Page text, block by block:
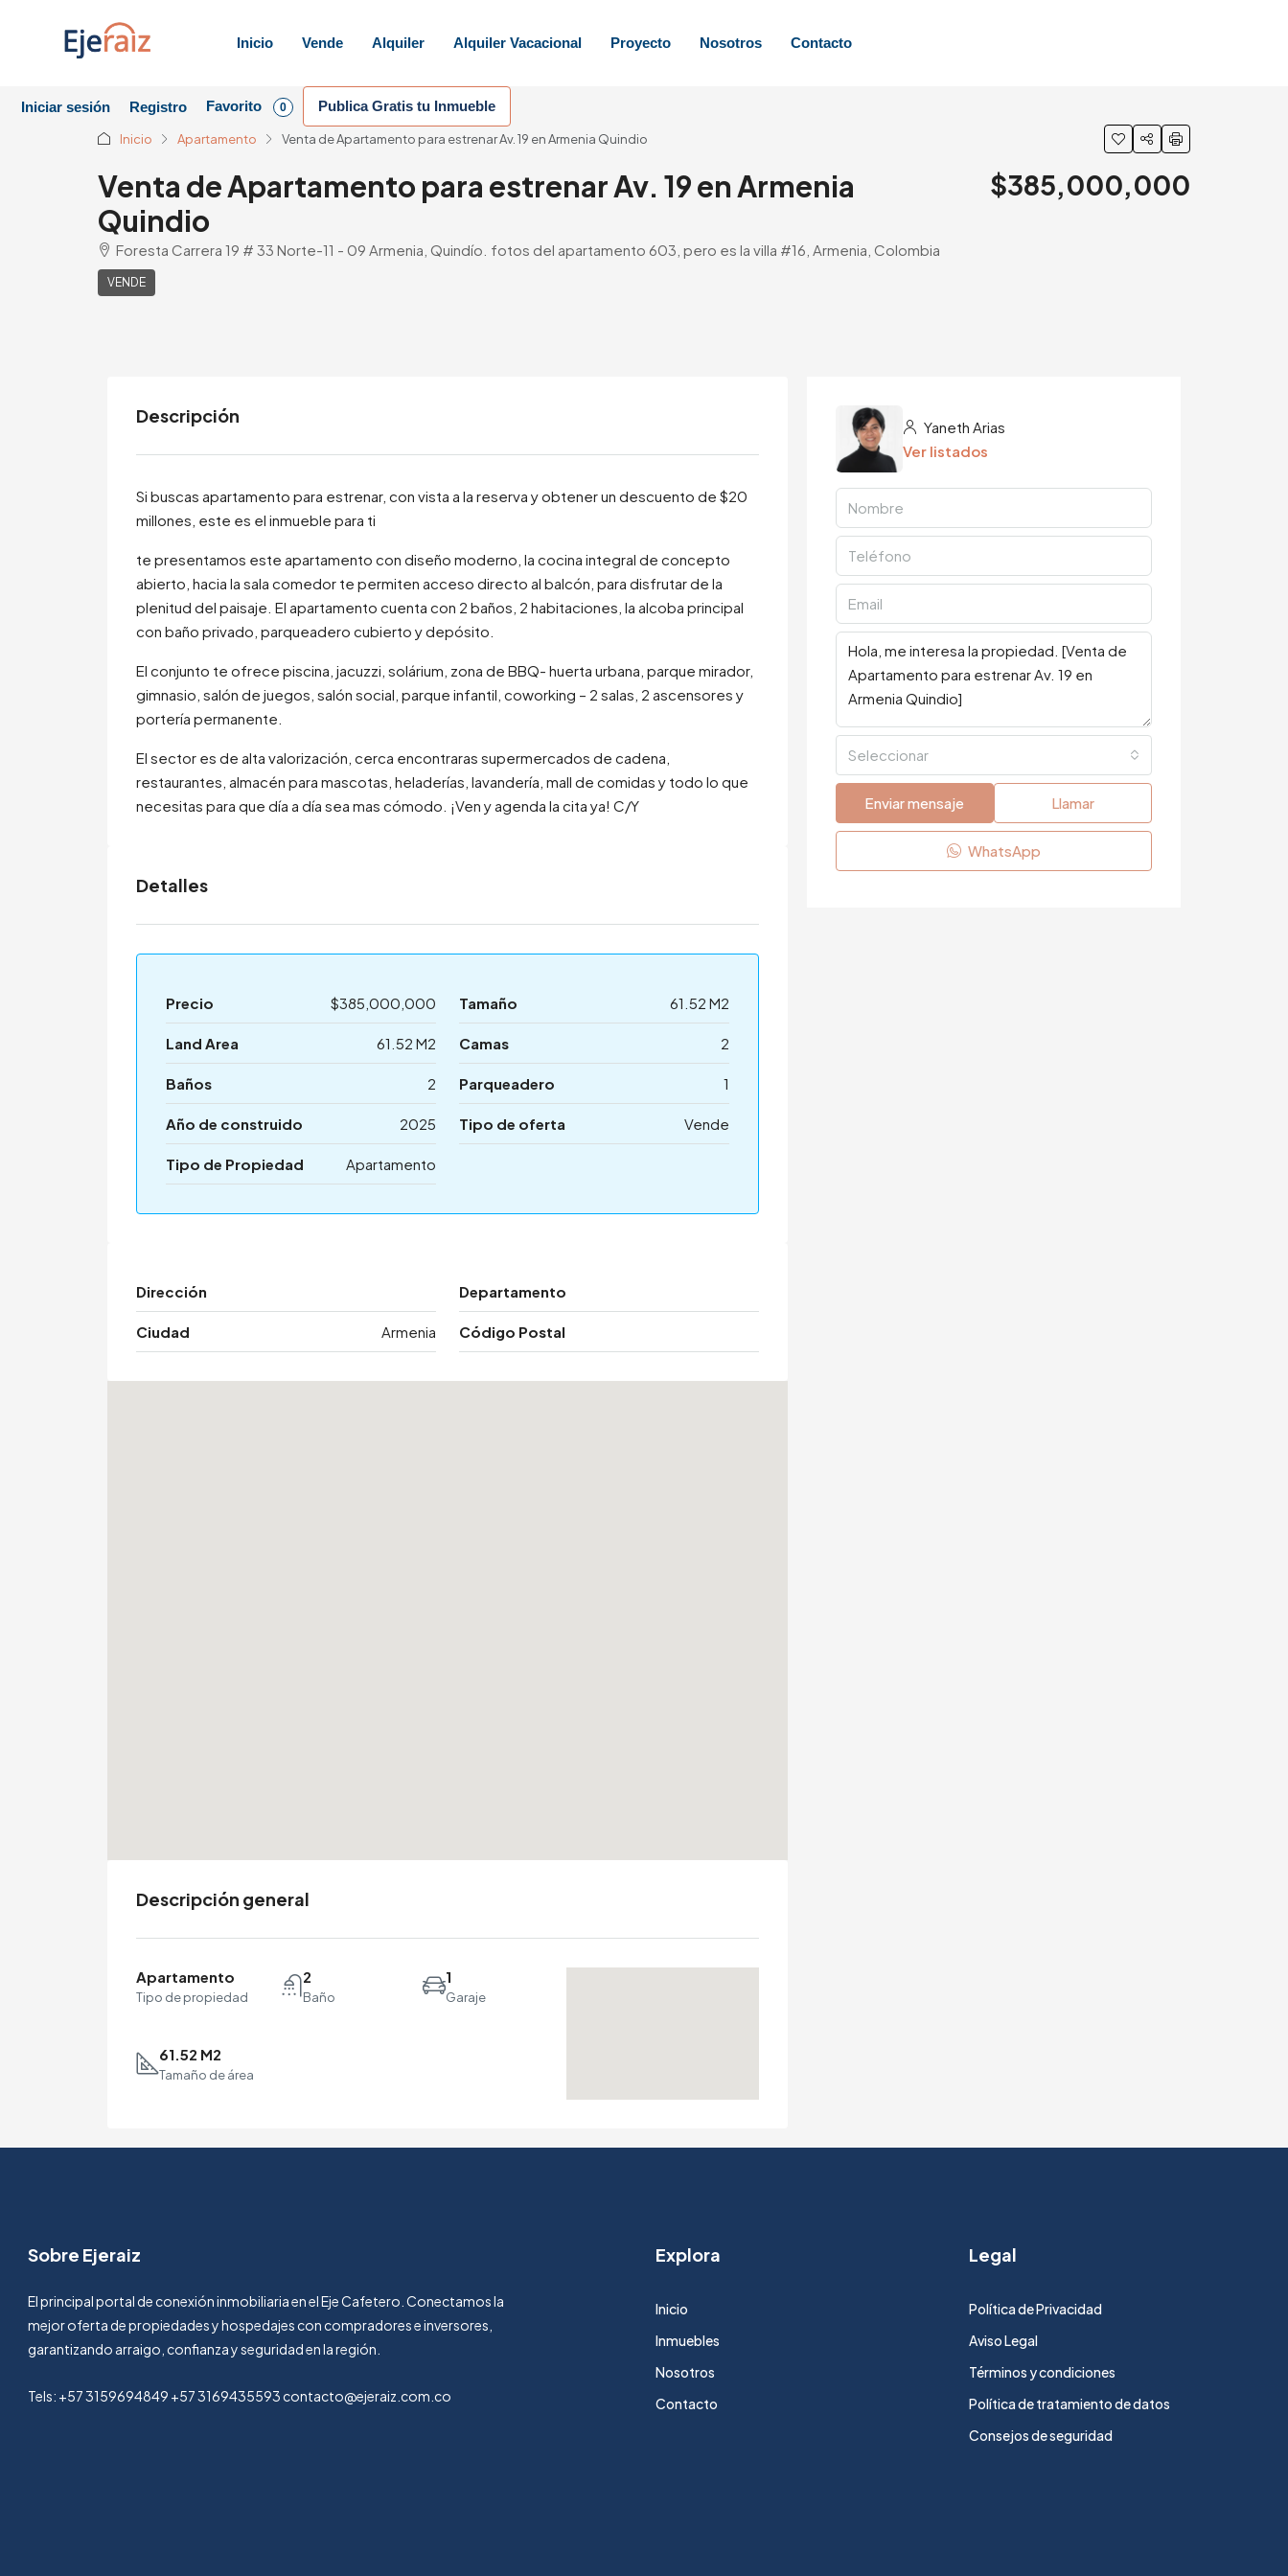
Inicio Vende Alquiler Alquiler Vacacional Proyecto Nosotros Contacto
Iniciar sesión Registro Favorito 0 Publica Gratis tu Inmueble
Inicio Apartamento Venta de Apartamento para estrenar Av. 19 en Armenia Quindio
Venta de Apartamento para estrenar Av. 19 en Armenia
Quindio
Foresta Carrera 19 # 33 Norte-11 - 09 Armenia, Quindío. fotos del apartamento 603, pero es la villa #16, Armenia, Colombia
VENDE
$385,000,000
Descripción
Si buscas apartamento para estrenar, con vista a la reserva y obtener un descuento de $20
millones, este es el inmueble para ti
te presentamos este apartamento con diseño moderno, la cocina integral de concepto
abierto, hacia la sala comedor te permiten acceso directo al balcón, para disfrutar de la
plenitud del paisaje. El apartamento cuenta con 2 baños, 2 habitaciones, la alcoba principal
con baño privado, parqueadero cubierto y depósito.
El conjunto te ofrece piscina, jacuzzi, solárium, zona de BBQ- huerta urbana, parque mirador,
gimnasio, salón de juegos, salón social, parque infantil, coworking – 2 salas, 2 ascensores y
portería permanente.
El sector es de alta valorización, cerca encontraras supermercados de cadena,
restaurantes, almacén para mascotas, heladerías, lavandería, mall de comidas y todo lo que
necesitas para que día a día sea mas cómodo. ¡Ven y agenda la cita ya! C/Y
Detalles
Precio $385,000,000 Tamaño 61.52 M2
Land Area 61.52 M2 Camas 2
Baños 2 Parqueadero 1
Año de construido 2025 Tipo de oferta Vende
Tipo de Propiedad Apartamento
Dirección Departamento
Ciudad Armenia Código Postal
Descripción general
Apartamento
Tipo de propiedad
2
Baño
1
Garaje
61.52 M2
Tamaño de área
Yaneth Arias
Ver listados
Seleccionar
Enviar mensaje Llamar
WhatsApp
Sobre Ejeraiz
El principal portal de conexión inmobiliaria en el Eje Cafetero. Conectamos la
mejor oferta de propiedades y hospedajes con compradores e inversores,
garantizando arraigo, confianza y seguridad en la región.
Tels: +57 3159694849 +57 3169435593 contacto@ejeraiz.com.co
Explora
Inicio
Inmuebles
Nosotros
Contacto
Legal
Política de Privacidad
Aviso Legal
Términos y condiciones
Política de tratamiento de datos
Consejos de seguridad